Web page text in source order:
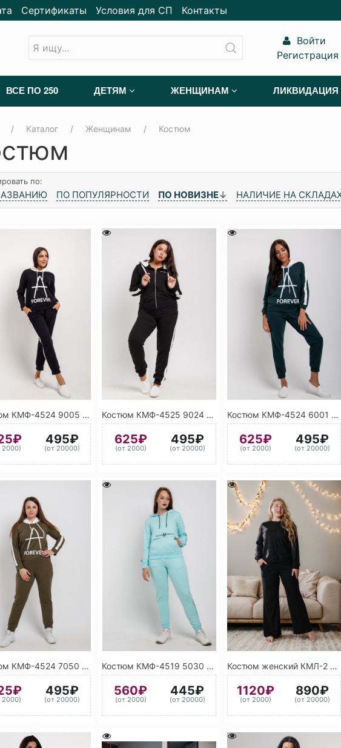
Сертификаты Условия для СП Контакты
Войти
Регистрация
ВСЕ ПО 250 ДЕТЯМ ЖЕНЩИНАМ ЛИКВИДАЦИЯ
Каталог Женщинам Костюм
по:
ПО ПОПУЛЯРНОСТИ ПО НОВИЗНЕ↓ НАЛИЧИЕ НА
Костюм КМФ-4524 9005 (Чёрный янтарь)
2000)
495₽
(от 20000)
Костюм КМФ-4525 9024 (Черный)
625₽
(от 2000)
495₽
(от 20000)
Костюм КМФ-4524 6001 (Изумрудно-зелёный)
625₽
(от 2000)
495₽
(от 20000)
Костюм КМФ-4524 7050 (Хаки)
2000)
495₽
(от 20000)
Костюм КМФ-4519 5030 (Бирюзовый)
560₽
(от 2000)
445₽
(от 20000)
Костюм женский КМЛ-2 9024 (Черный)
1120₽
(от 2000)
890₽
(от 20000)